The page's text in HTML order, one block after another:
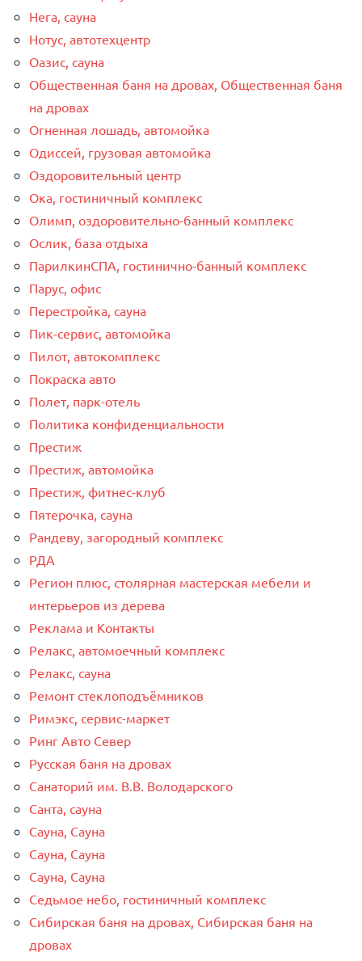
Нега, сауна
Нотус, автотехцентр
Оазис, сауна
Общественная баня на дровах, Общественная баня
на дровах
Огненная лошадь, автомойка
Одиссей, грузовая автомойка
Оздоровительный центр
Ока, гостиничный комплекс
Олимп, оздоровительно-банный комплекс
Ослик, база отдыха
ПарилкинСПА, гостинично-банный комплекс
Парус, офис
Перестройка, сауна
Пик-сервис, автомойка
Пилот, автокомплекс
Покраска авто
Полет, парк-отель
Политика конфиденциальности
Престиж
Престиж, автомойка
Престиж, фитнес-клуб
Пятерочка, сауна
Рандеву, загородный комплекс
РДА
Регион плюс, столярная мастерская мебели и
интерьеров из дерева
Реклама и Контакты
Релакс, автомоечный комплекс
Релакс, сауна
Ремонт стеклоподъёмников
Римэкс, сервис-маркет
Ринг Авто Север
Русская баня на дровах
Санаторий им. В.В. Володарского
Санта, сауна
Сауна, Сауна
Сауна, Сауна
Сауна, Сауна
Седьмое небо, гостиничный комплекс
Сибирская баня на дровах, Сибирская баня на
дровах